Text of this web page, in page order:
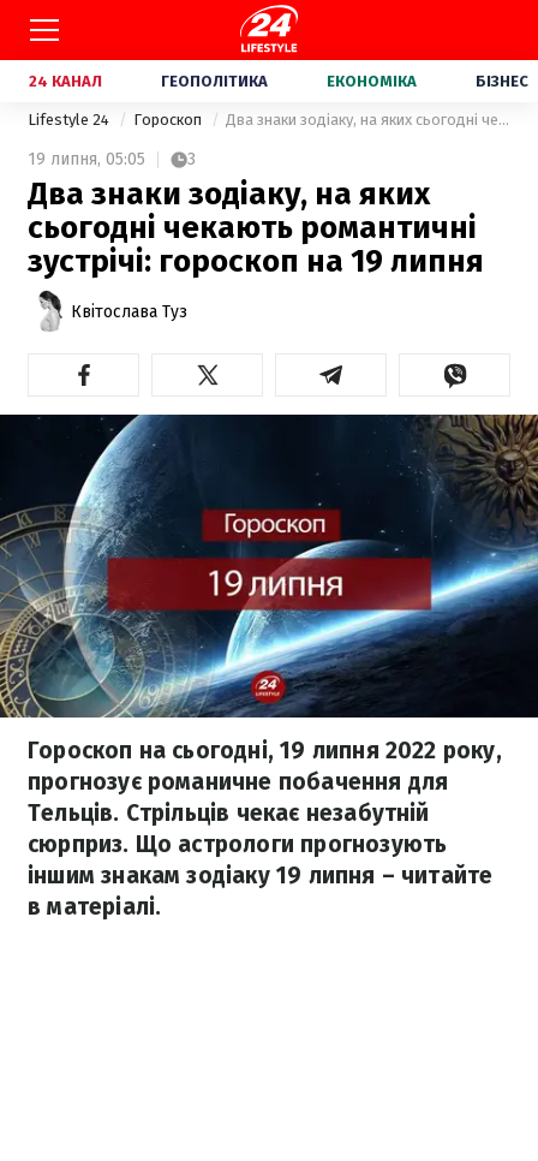
24 КАНАЛ ГЕОПОЛІТИКА ЕКОНОМІКА БІЗНЕС
Lifestyle 24 Гороскоп Два знаки зодіаку, на яких сьогодні чекають романтичні зустрічі: гороскоп на 19 липня
19 липня, 05:05 3
Два знаки зодіаку, на яких
сьогодні чекають романтичні
зустрічі: гороскоп на 19 липня
Квітослава Туз
Гороскоп на сьогодні, 19 липня 2022 року,
прогнозує романичне побачення для
Тельців. Стрільців чекає незабутній
сюрприз. Що астрологи прогнозують
іншим знакам зодіаку 19 липня – читайте
в матеріалі.